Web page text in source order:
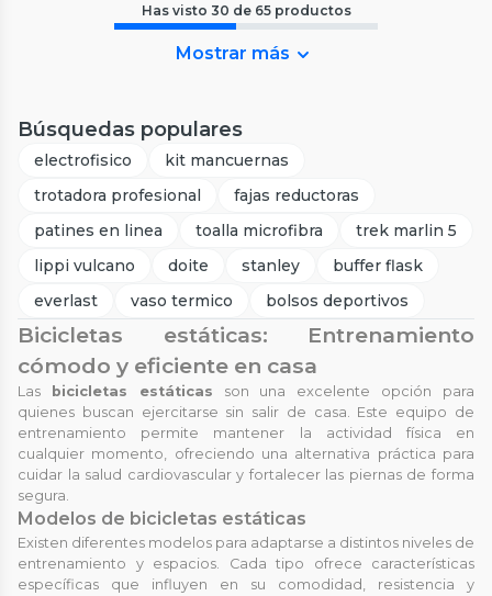
Has visto 30 de 65 productos
Mostrar más
Búsquedas populares
electrofisico
kit mancuernas
trotadora profesional
fajas reductoras
patines en linea
toalla microfibra
trek marlin 5
lippi vulcano
doite stanley
buffer flask
everlast
vaso termico bolsos deportivos
Bicicletas estáticas: Entrenamiento
cómodo y eficiente en casa
Las bicicletas estáticas son una excelente opción para
quienes buscan ejercitarse sin salir de casa. Este equipo de
entrenamiento permite mantener la actividad física en
cualquier momento, ofreciendo una alternativa práctica para
cuidar la salud cardiovascular y fortalecer las piernas de forma
segura.
Modelos de bicicletas estáticas
Existen diferentes modelos para adaptarse a distintos niveles de
entrenamiento y espacios. Cada tipo ofrece características
específicas que influyen en su comodidad, resistencia y